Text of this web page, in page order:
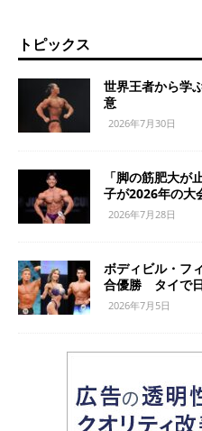
トピックス
世界王者から学
意
2026年7月30日
「脚の筋肥大が
子が2026年の大
2026年7月28日
ボディビル・フ
合優勝 タイで
2026年7月5日